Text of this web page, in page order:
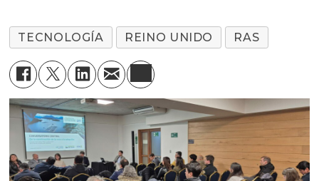
TECNOLOGÍA REINO UNIDO RAS